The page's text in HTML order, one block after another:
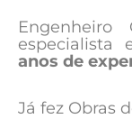
especialista
anos de
Já fez Obras